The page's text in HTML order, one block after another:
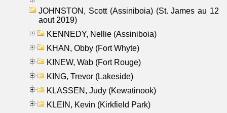
JOHNSTON, Scott (Assiniboia) (St. James au 12
aout 2019)
KENNEDY, Nellie (Assiniboia)
KHAN, Obby (Fort Whyte)
KINEW, Wab (Fort Rouge)
KING, Trevor (Lakeside)
KLASSEN, Judy (Kewatinook)
KLEIN, Kevin (Kirkfield Park)